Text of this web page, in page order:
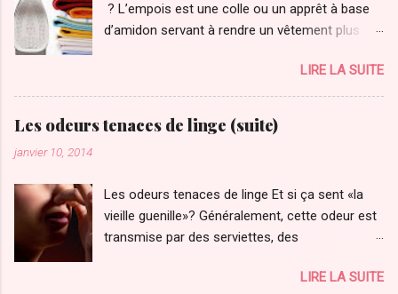
? L’empois est une colle ou un apprêt à base
d’amidon servant à rendre un vêtement plus
chemises et chemisiers qui manquent de
corps. Souvent utilisé en aérosol, il suffit d'en
vaporiser sur l’endroit du vêtement, tout juste
avant le repassage. L’empois est également
pattemouille imprégnée d’empois permet un
léger empesage.
LIRE LA SUITE
Les odeurs tenaces de linge (suite)
janvier 10, 2014
Les odeurs tenaces de linge Et si ça sent «la
vieille guenille»? Généralement, cette odeur est
transmise par des serviettes, des
séchés adéquatement! Et de les déposer avec
LIRE LA SUITE